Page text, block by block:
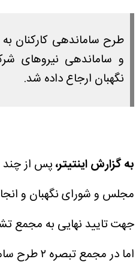
طرح ساماندهی کارکنان
و ساماندهی نیروهای
نگهبان ارجاع داده شد.
به گزارش اینتیتر،پس از
مجلس و شورای نگهبان و
جهت تایید نهایی به
اما در